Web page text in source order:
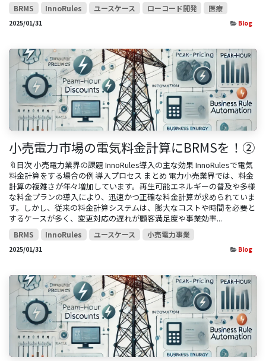
BRMS InnoRules ユースケース ローコード開発 医療
2025/01/31 Blog
小売電力市場の電気料金計算にBRMSを！②
🔖目次 小売電力業界の課題 InnoRules導入の主な効果 InnoRulesで電気
料金計算をする場合の例 導入プロセス まとめ 電力小売業界では、料金
計算の複雑さが年々増加しています。再生可能エネルギーの普及や多様
な料金プランの導入により、迅速かつ正確な料金計算が求められていま
す。しかし、従来の料金計算システムは、膨大なコストや時間を必要と
するケースが多く、変更対応の遅れが顧客満足度や事業効率...
BRMS InnoRules ユースケース 小売電力事業
2025/01/31 Blog